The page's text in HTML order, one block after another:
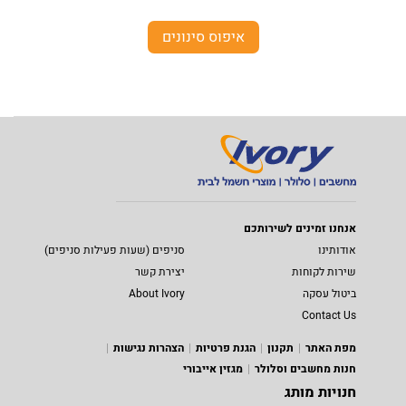
איפוס סינונים
אנחנו זמינים לשירותכם
אודותינו
סניפים (שעות פעילות סניפים)
שירות לקוחות
יצירת קשר
ביטול עסקה
About Ivory
Contact Us
מפת האתר
תקנון הגנת פרטיות
הצהרות נגישות
חנות מחשבים וסלולר
מגזין אייבורי
חנויות מותג